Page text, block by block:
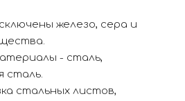
железо, сера и
- сталь,
сталь.
стальных листов,